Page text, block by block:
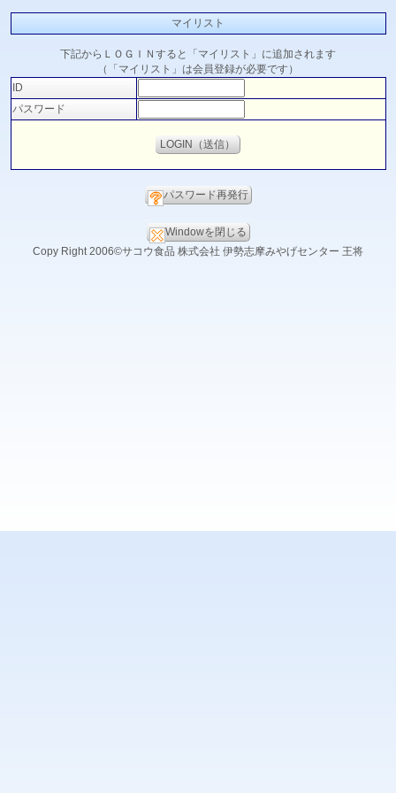
マイリスト
下記からＬＯＧＩＮすると「マイリスト」に追加されます
（「マイリスト」は会員登録が必要です）
ID
パスワード
パスワード再発行
Windowを閉じる
Copy Right 2006©サコウ食品 株式会社 伊勢志摩みやげセンター 王将